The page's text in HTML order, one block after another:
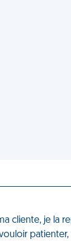
cliente, je la